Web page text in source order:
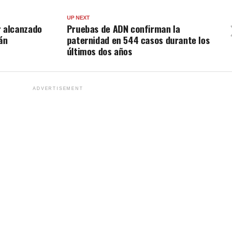
UP NEXT
Pruebas de ADN confirman la
paternidad en 544 casos durante los
últimos dos años
ADVERTISEMENT